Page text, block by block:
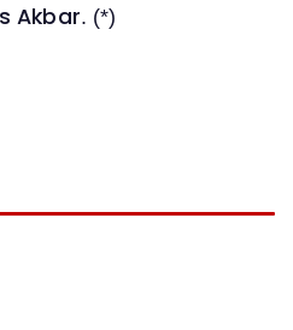
Akbar. (*)